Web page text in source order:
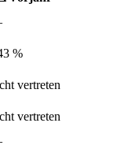
%
vertreten
vertreten